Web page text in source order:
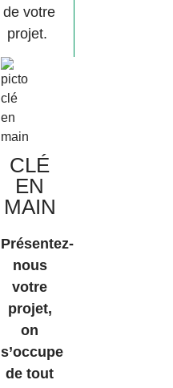
de votre
projet.
CLÉ
EN
MAIN
Présentez-
nous
votre
projet,
on
s’occupe
de tout